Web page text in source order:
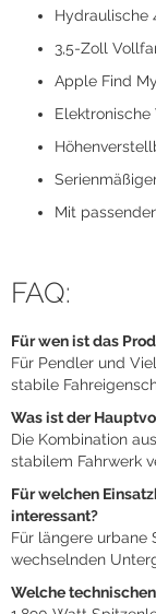
Hydraulische
3,5-Zoll
Apple Find
Mit
FAQ:
Für wen ist das
Für Pendler und
stabile
Was ist der
Die Kombination
stabilem Fahrwerk
Für welchen
interessant?
Für längere urbane
wechselnden
Welche